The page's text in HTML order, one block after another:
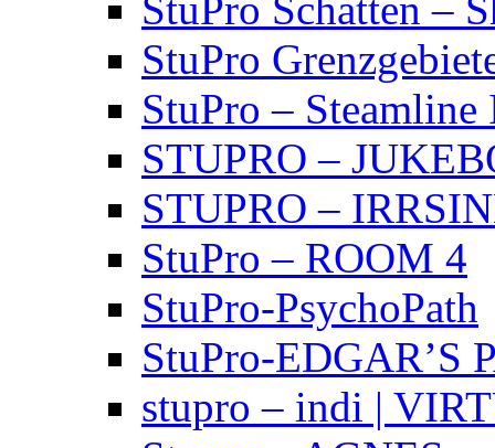
StuPro
StuPro – Steamline
STUPRO –
STUPRO –
StuPro – ROOM 4
StuPro-PsychoPath
StuPro-EDGAR’S
stupro – indi |